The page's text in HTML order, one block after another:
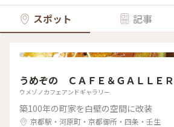
スポット 記事
うめぞの ＣＡＦＥ＆ＧＡＬＬＥ
ウメゾノカフェアンドギャラリー
築100年の町家を白壁の空間に改装
京都駅・河原町・京都御所・四条・壬生